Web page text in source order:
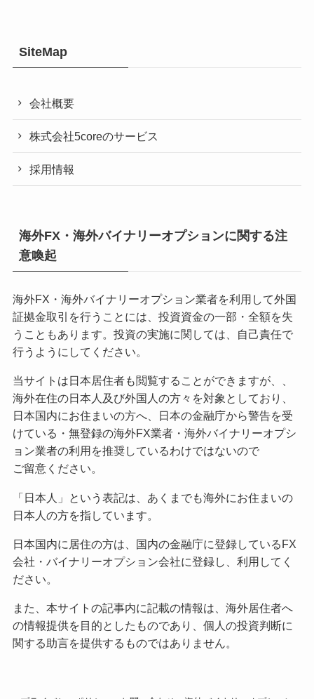
SiteMap
会社概要
株式会社5coreのサービス
採用情報
海外FX・海外バイナリーオプションに関する注
意喚起
海外FX・海外バイナリーオプション業者を利用して外国
証拠金取引を行うことには、投資資金の一部・全額を失
うこともあります。投資の実施に関しては、自己責任で
行うようにしてください。
当サイトは日本居住者も閲覧することができますが、、
海外在住の日本人及び外国人の方々を対象としており、
日本国内にお住まいの方へ、日本の金融庁から警告を受
けている・無登録の海外FX業者・海外バイナリーオプシ
ョン業者の利用を推奨しているわけではないので
ご留意ください。
「日本人」という表記は、あくまでも海外にお住まいの
日本人の方を指しています。
日本国内に居住の方は、国内の金融庁に登録しているFX
会社・バイナリーオプション会社に登録し、利用してく
ださい。
また、本サイトの記事内に記載の情報は、海外居住者へ
の情報提供を目的としたものであり、個人の投資判断に
関する助言を提供するものではありません。